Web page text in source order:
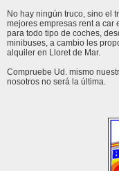
No hay ningún truco, sino el
mejores empresas rent a car
para todo tipo de coches,
minibuses, a cambio les
alquiler en Lloret de Mar.
Compruebe Ud. mismo
nosotros no será la última.